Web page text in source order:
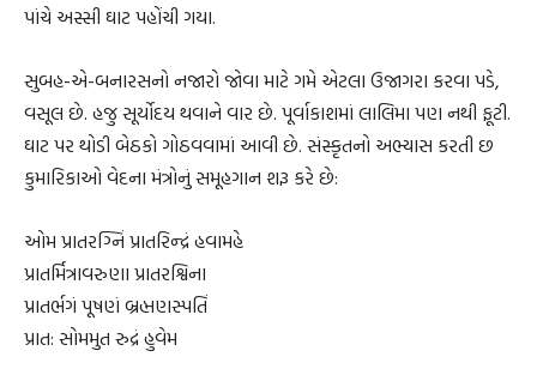
પાંચે અસ્સી ઘાટ પહોંચી ગયા.
સુબહ-એ-બનારસનો નજારો જોવા માટે ગમે એટલા ઉજાગરા કરવા પડે,
વસૂલ છે. હજુ સૂર્યોદય થવાને વાર છે. પૂર્વાકાશમાં લાલિમા પણ નથી ફૂટી.
ઘાટ પર થોડી બેઠકો ગોઠવવામાં આવી છે. સંસ્કૃતનો અભ્યાસ કરતી છ
કુમારિકાઓ વેદના મંત્રોનું સમૂહગાન શરૂ કરે છે:
ઓમ પ્રાતરગ્નિં પ્રાતરિન્દ્રં હવામહે
પ્રાતર્મિત્રાવરુણા પ્રાતરશ્વિના
પ્રાતર્ભગં પૂષણં બ્રહ્મણસ્પતિં
પ્રાત: સોમમુત રુદ્રં હુવેમ